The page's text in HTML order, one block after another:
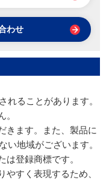
わせ
れることがあります。
。
きます。また、製品に
い地域がございます。
登録商標です。
すく表現するため、